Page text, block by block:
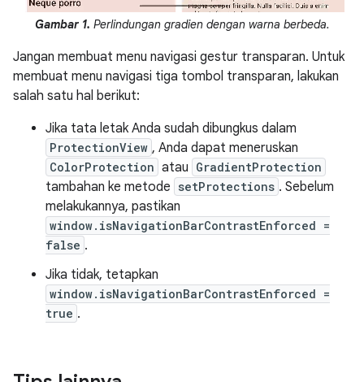
Gambar 1. Perlindungan gradien dengan warna berbeda.
Jangan membuat menu navigasi gestur transparan. Untuk
membuat menu navigasi tiga tombol transparan, lakukan
salah satu hal berikut:
Jika tata letak Anda sudah dibungkus dalam
ProtectionView , Anda dapat meneruskan
ColorProtection atau GradientProtection
tambahan ke metode setProtections . Sebelum
melakukannya, pastikan
window.isNavigationBarContrastEnforced =
false .
Jika tidak, tetapkan
window.isNavigationBarContrastEnforced =
true .